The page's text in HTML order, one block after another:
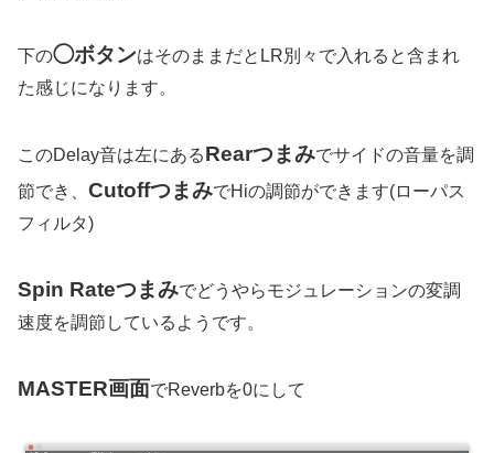
下の◯ボタンはそのままだとLR別々で入れると含まれ
た感じになります。
このDelay音は左にあるRearつまみでサイドの音量を調
節でき、 CutoffつまみでHiの調節ができます(ローパス
フィルタ)
Spin Rateつまみでどうやらモジュレーションの変調
速度を調節しているようです。
MASTER画面でReverbを0にして